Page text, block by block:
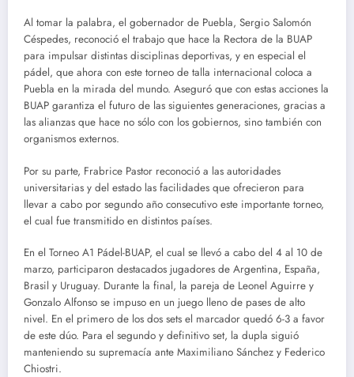
Al tomar la palabra, el gobernador de Puebla, Sergio Salomón
Céspedes, reconoció el trabajo que hace la Rectora de la BUAP
para impulsar distintas disciplinas deportivas, y en especial el
pádel, que ahora con este torneo de talla internacional coloca a
Puebla en la mirada del mundo. Aseguró que con estas acciones la
BUAP garantiza el futuro de las siguientes generaciones, gracias a
las alianzas que hace no sólo con los gobiernos, sino también con
organismos externos.
Por su parte, Frabrice Pastor reconoció a las autoridades
universitarias y del estado las facilidades que ofrecieron para
llevar a cabo por segundo año consecutivo este importante torneo,
el cual fue transmitido en distintos países.
En el Torneo A1 Pádel-BUAP, el cual se llevó a cabo del 4 al 10 de
marzo, participaron destacados jugadores de Argentina, España,
Brasil y Uruguay. Durante la final, la pareja de Leonel Aguirre y
Gonzalo Alfonso se impuso en un juego lleno de pases de alto
nivel. En el primero de los dos sets el marcador quedó 6-3 a favor
de este dúo. Para el segundo y definitivo set, la dupla siguió
manteniendo su supremacía ante Maximiliano Sánchez y Federico
Chiostri.